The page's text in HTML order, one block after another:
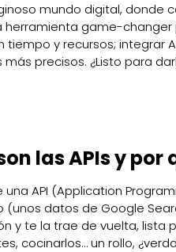
mundo digital, donde
herramienta game-
tiempo y recursos; integrar
más precisos. ¿Listo para
las APIs y por
una API (Application
(unos datos de Google
y te la trae de vuelta, lista
cocinarlos… un rollo,